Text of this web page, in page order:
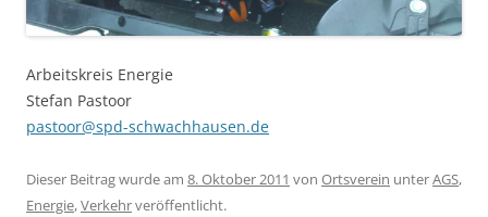
Arbeitskreis Energie
Stefan Pastoor
pastoor@spd-schwachhausen.de
Dieser Beitrag wurde am 8. Oktober 2011 von Ortsverein unterAGS,
Energie,Verkehrveröffentlicht.